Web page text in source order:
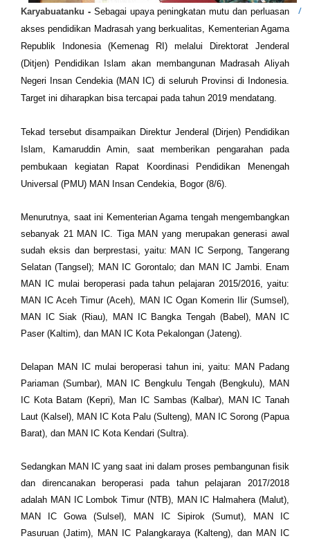
Karyabuatanku - Sebagai upaya peningkatan mutu dan perluasan
akses pendidikan Madrasah yang berkualitas, Kementerian Agama
Republik Indonesia (Kemenag RI) melalui Direktorat Jenderal
(Ditjen) Pendidikan Islam akan membangunan Madrasah Aliyah
Negeri Insan Cendekia (MAN IC) di seluruh Provinsi di Indonesia.
Target ini diharapkan bisa tercapai pada tahun 2019 mendatang.
Tekad tersebut disampaikan Direktur Jenderal (Dirjen) Pendidikan
Islam, Kamaruddin Amin, saat memberikan pengarahan pada
pembukaan kegiatan Rapat Koordinasi Pendidikan Menengah
Universal (PMU) MAN Insan Cendekia, Bogor (8/6).
Menurutnya, saat ini Kementerian Agama tengah mengembangkan
sebanyak 21 MAN IC. Tiga MAN yang merupakan generasi awal
sudah eksis dan berprestasi, yaitu: MAN IC Serpong, Tangerang
Selatan (Tangsel); MAN IC Gorontalo; dan MAN IC Jambi. Enam
MAN IC mulai beroperasi pada tahun pelajaran 2015/2016, yaitu:
MAN IC Aceh Timur (Aceh), MAN IC Ogan Komerin Ilir (Sumsel),
MAN IC Siak (Riau), MAN IC Bangka Tengah (Babel), MAN IC
Paser (Kaltim), dan MAN IC Kota Pekalongan (Jateng).
Delapan MAN IC mulai beroperasi tahun ini, yaitu: MAN Padang
Pariaman (Sumbar), MAN IC Bengkulu Tengah (Bengkulu), MAN
IC Kota Batam (Kepri), Man IC Sambas (Kalbar), MAN IC Tanah
Laut (Kalsel), MAN IC Kota Palu (Sulteng), MAN IC Sorong (Papua
Barat), dan MAN IC Kota Kendari (Sultra).
Sedangkan MAN IC yang saat ini dalam proses pembangunan fisik
dan direncanakan beroperasi pada tahun pelajaran 2017/2018
adalah MAN IC Lombok Timur (NTB), MAN IC Halmahera (Malut),
MAN IC Gowa (Sulsel), MAN IC Sipirok (Sumut), MAN IC
Pasuruan (Jatim), MAN IC Palangkaraya (Kalteng), dan MAN IC